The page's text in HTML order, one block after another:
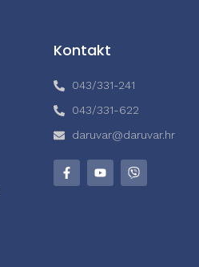
Kontakt
043/331-241
043/331-622
daruvar@daruvar.hr